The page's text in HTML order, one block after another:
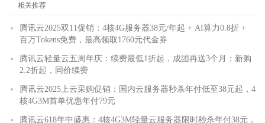
相关推荐
腾讯云2025双11促销：4核4G服务器38元/年起 + AI算力0.8折 +
百万Tokens免费，最高领取1760元代金券
腾讯云轻量云五周年庆：续费最低1折起，成团再送3个月；新购
2.2折起，同价续费
腾讯云2025上云采购促销：国内云服务器秒杀年付低至38元起，4
核4G3M首单优惠年付79元
腾讯云618年中盛惠：4核4G3M轻量云服务器限时秒杀年付38元，